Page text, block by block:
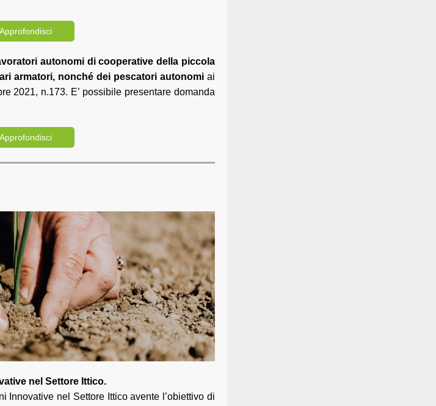
Approfondisci
autonomi di cooperative della piccola
armatori, nonché dei pescatori autonomi ai
2021, n.173. E’ possibile presentare domanda
Approfondisci
nel Settore Ittico.
Innovative nel Settore Ittico avente l’obiettivo di